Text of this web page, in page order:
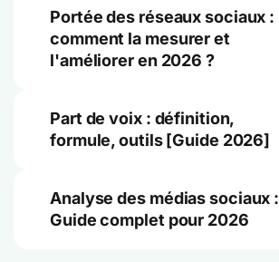
Portée des réseaux sociaux :
comment la mesurer et
l'améliorer en 2026 ?
Part de voix : définition,
formule, outils [Guide 2026]
Analyse des médias sociaux :
Guide complet pour 2026